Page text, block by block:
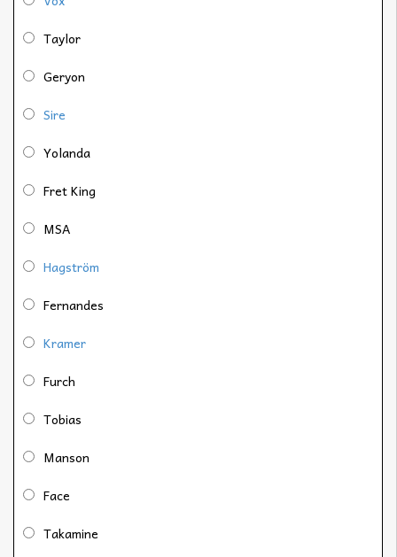
Taylor
Geryon
Sire
Yolanda
Fret King
MSA
Hagström
Fernandes
Kramer
Furch
Tobias
Manson
Face
Takamine